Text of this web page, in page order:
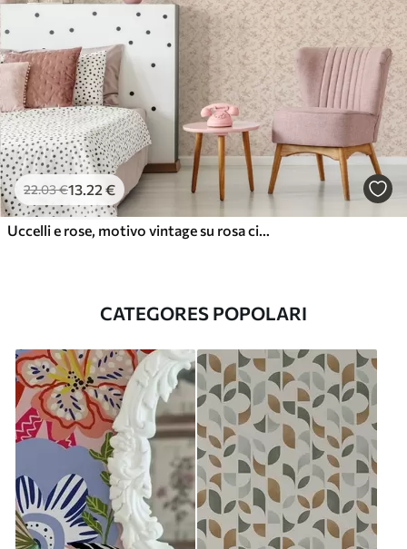
22.03€13.22 €
Uccelli e rose, motivo vintage su rosa cipria
CATEGORES POPOLARI